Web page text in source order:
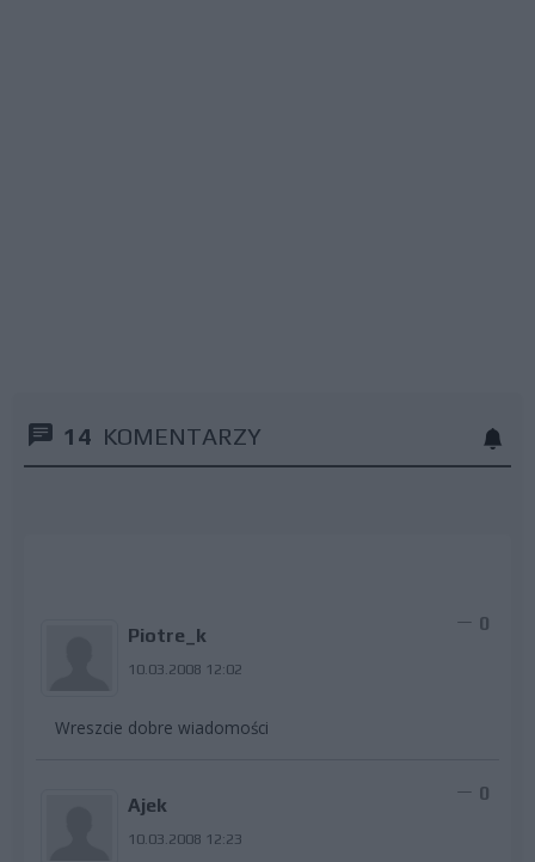
14 KOMENTARZY
Piotre_k
10.03.2008 12:02
0
Wreszcie dobre wiadomości
Ajek
10.03.2008 12:23
0